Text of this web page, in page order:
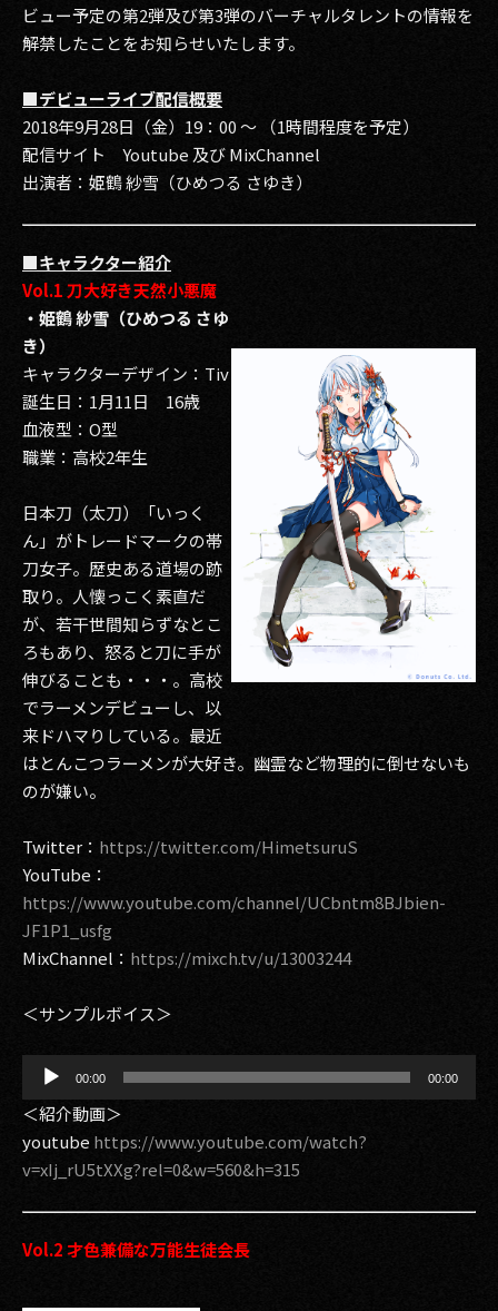
2021
2019
2018
2014
2010
2009
ビュー予定の第2弾及び第3弾のバーチャルタレントの情報を
解禁したことをお知らせいたします。
■デビューライブ配信概要
2018年9月28日（金）19：00 ～ （1時間程度を予定）
配信サイト Youtube 及び MixChannel
出演者：姫鶴 紗雪（ひめつる さゆき）
■キャラクター紹介
Vol.1 刀大好き天然小悪魔
・姫鶴 紗雪（ひめつる さゆ
き）
キャラクターデザイン：Tiv
誕生日：1月11日 16歳
血液型：O型
職業：高校2年生
日本刀（太刀）「いっく
ん」がトレードマークの帯
刀女子。歴史ある道場の跡
取り。人懐っこく素直だ
が、若干世間知らずなとこ
ろもあり、怒ると刀に手が
伸びることも・・・。高校
でラーメンデビューし、以
来ドハマりしている。最近
はとんこつラーメンが大好き。幽霊など物理的に倒せないも
のが嫌い。
Twitter： https://twitter.com/HimetsuruS
YouTube：
https://www.youtube.com/channel/UCbntm8BJbien-
JF1P1_usfg
MixChannel： https://mixch.tv/u/13003244
＜サンプルボイス＞
プ
ー
ヤ
00:00 00:00
＜紹介動画＞
youtube https://www.youtube.com/watch?
v=xIj_rU5tXXg?rel=0&w=560&h=315
Vol.2 才色兼備な万能生徒会長